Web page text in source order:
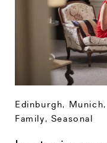
Edinburgh, Munich,
Family, Seasonal